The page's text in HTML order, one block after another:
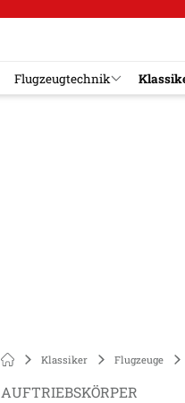
Flugzeugtechnik
Klassiker Flugzeuge
AUFTRIEBSKÖRPER